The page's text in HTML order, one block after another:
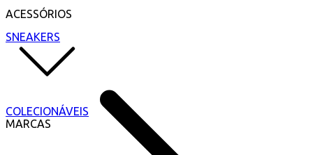
ACESSÓRIOS
COLECIONÁVEIS
MARCAS
SNEAKERS